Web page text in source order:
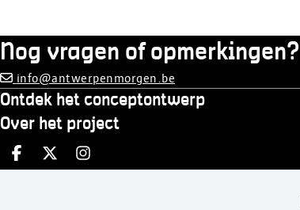
Nog vragen of opmerkingen?
info@antwerpenmorgen.be
Ontdek het conceptontwerp
Over het project
Deel op facebook
Deel op X
Deel op Instagram